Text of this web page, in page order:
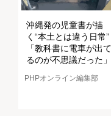
沖縄発の児童書が描
く“本土とは違う日常”
「教科書に電車が出て
るのが不思議だった」
PHPオンライン編集部